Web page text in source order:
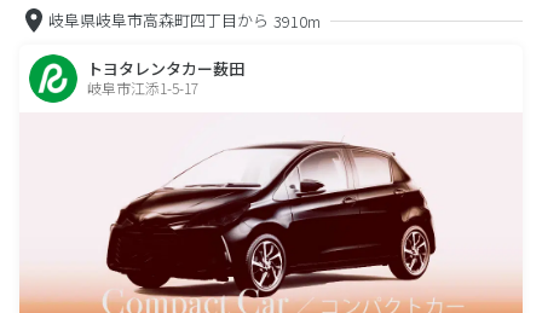
岐阜県岐阜市高森町四丁目から 3910m
トヨタレンタカー薮田
岐阜市江添1-5-17